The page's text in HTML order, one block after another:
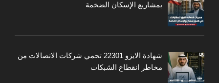
بمشاريع الإسكان الضخمة
شهادة الايزو 22301 تحمي شركات الاتصالات من
مخاطر انقطاع الشبكات